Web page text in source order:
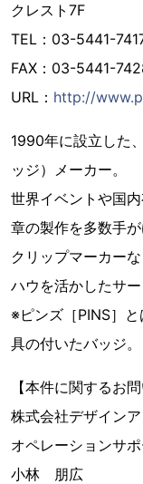
クレスト7F
TEL：03-5441-
FAX：03-5441-
URL： http://
1990年に設立した
ッジ）メーカー。
世界イベントや国
章の製作を多数手が
クリップマーカー
ハウを活かしたサ
※ピンズ［PINS］
具の付いたバッジ。
【本件に関するお
株式会社デザイン
オペレーションサ
小林 朋広